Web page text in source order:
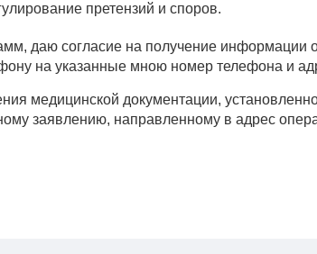
претензий и споров.
даю согласие на получение информации
на указанные мною номер телефона и
медицинской документации,
заявлению, направленному в адрес